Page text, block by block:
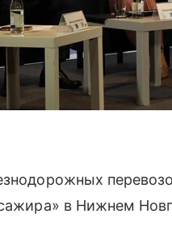
в Нижнем